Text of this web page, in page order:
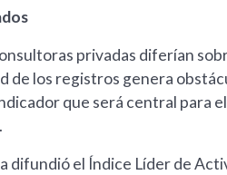
privadas diferían
de los registros genera
que será central para
difundió el Índice Líder de